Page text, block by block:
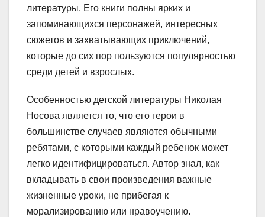
литературы. Его книги полны ярких и
запоминающихся персонажей, интересных
сюжетов и захватывающих приключений,
которые до сих пор пользуются популярностью
среди детей и взрослых.
Особенностью детской литературы Николая
Носова является то, что его герои в
большинстве случаев являются обычными
ребятами, с которыми каждый ребенок может
легко идентифицироваться. Автор знал, как
вкладывать в свои произведения важные
жизненные уроки, не прибегая к
морализированию или нравоучению.